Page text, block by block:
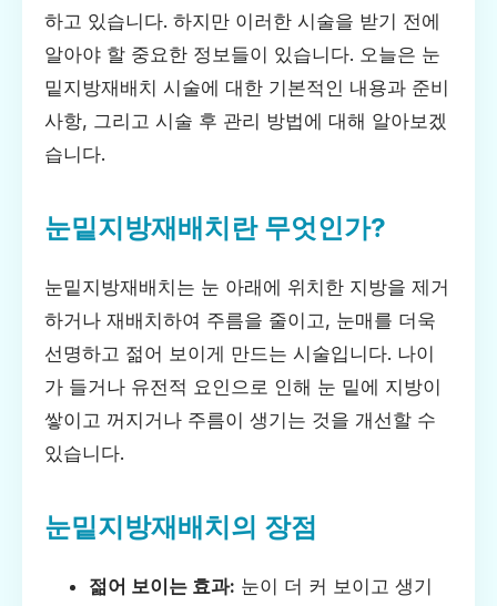
하고 있습니다. 하지만 이러한 시술을 받기 전에
알아야 할 중요한 정보들이 있습니다. 오늘은 눈
밑지방재배치 시술에 대한 기본적인 내용과 준비
사항, 그리고 시술 후 관리 방법에 대해 알아보겠
습니다.
눈밑지방재배치란 무엇인가?
눈밑지방재배치는 눈 아래에 위치한 지방을 제거
하거나 재배치하여 주름을 줄이고, 눈매를 더욱
선명하고 젊어 보이게 만드는 시술입니다. 나이
가 들거나 유전적 요인으로 인해 눈 밑에 지방이
쌓이고 꺼지거나 주름이 생기는 것을 개선할 수
있습니다.
눈밑지방재배치의 장점
젊어 보이는 효과: 눈이 더 커 보이고 생기